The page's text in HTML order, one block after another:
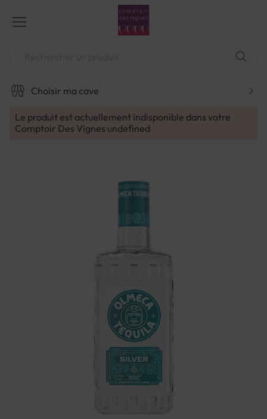
contenu
Choisir ma cave
Le produit est actuellement indisponible dans votre
Comptoir Des Vignes undefined